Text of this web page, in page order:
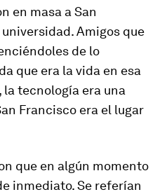
en masa a San
Amigos que
de lo
que era la vida en esa
la tecnología era una
Francisco era el lugar
que en algún momento
inmediato. Se referían